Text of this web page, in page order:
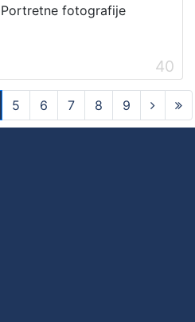
Portretne fotografije
40
5 6 7 8 9